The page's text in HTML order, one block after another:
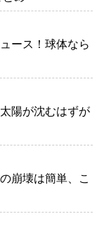
ース！球体なら
陽が沈むはずが
崩壊は簡単、こ